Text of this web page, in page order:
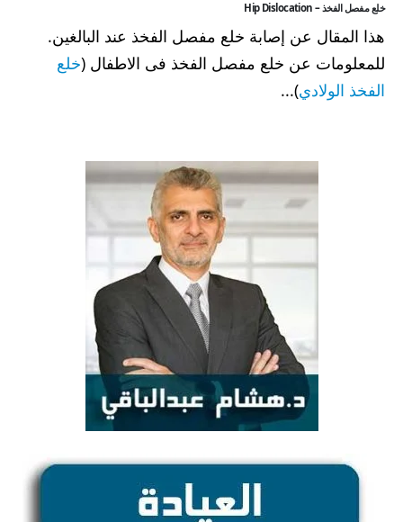
خلع مفصل الفخذ – Hip Dislocation
هذا المقال عن إصابة خلع مفصل الفخذ عند البالغين.
للمعلومات عن خلع مفصل الفخذ فى الاطفال (خلع
الفخذ الولادي)...